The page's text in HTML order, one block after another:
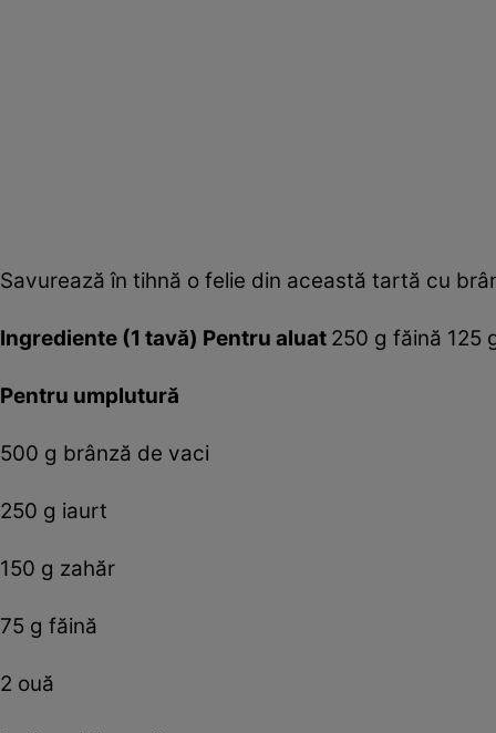
Savurează în tihnă o felie din această tartă cu
Ingrediente (1 tavă) Pentru aluat 250 g făină 125
Pentru umplutură
500 g brânză de vaci
250 g iaurt
150 g zahăr
75 g făină
2 ouă